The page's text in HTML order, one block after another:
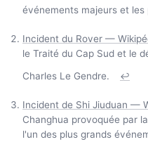
événements majeurs et
Incident du Rover —
le Traité du Cap Sud et le
Charles Le Gendre.
↩
Incident de Shi Jiuduan —
Changhua provoquée par
l'un des plus grands